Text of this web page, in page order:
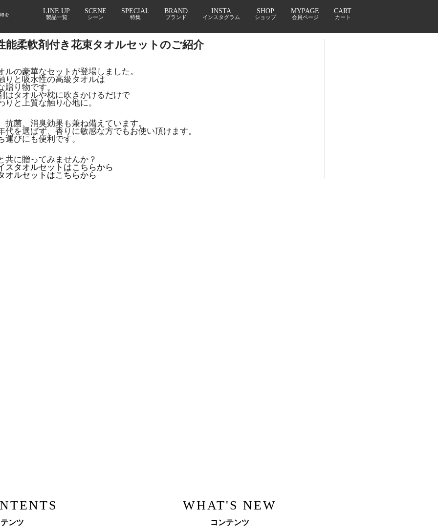
LINE UP
製品一覧
SCENE
シーン
SPECIAL
特集
BRAND
ブランド
INSTA
インスタグラム
SHOP
ショップ
MYPAGE
会員ページ
CART
カート
能柔軟剤付き花束タオルセットのご紹介
の豪華なセットが登場しました。
りと吸水性の高級タオルは
贈り物です。
はタオルや枕に吹きかけるだけで
りと上質な触り心地に。
菌、消臭効果も兼ね備えています。
を選ばず、香りに敏感な方でもお使い頂けます。
運びにも便利です。
共に贈ってみませんか？
スタオルセットはこちらから
オルセットはこちらから
ンツ
WHAT'S NEW
コンテンツ